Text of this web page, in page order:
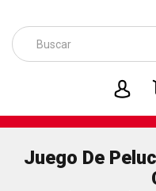
Juego De